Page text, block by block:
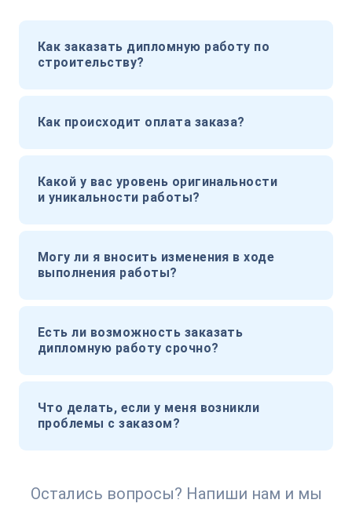
Как заказать дипломную работу по
строительству?
Как происходит оплата заказа?
Какой у вас уровень оригинальности
и уникальности работы?
Могу ли я вносить изменения в ходе
выполнения работы?
Есть ли возможность заказать
дипломную работу срочно?
Что делать, если у меня возникли
проблемы с заказом?
Остались вопросы? Напиши нам и мы